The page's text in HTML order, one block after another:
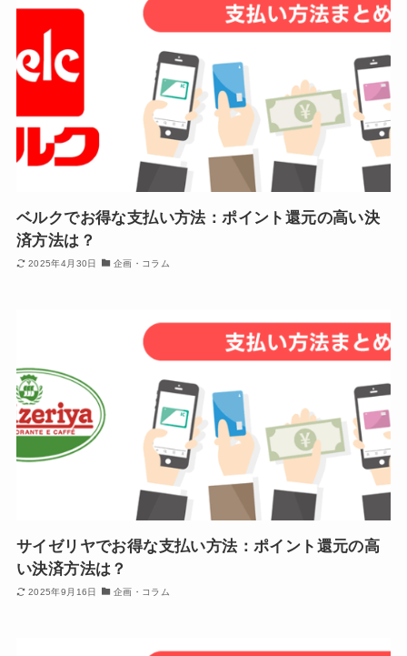
ベルクでお得な支払い方法：ポイント還元の高い決
済方法は？
2025年4月30日 企画・コラム
サイゼリヤでお得な支払い方法：ポイント還元の高
い決済方法は？
2025年9月16日 企画・コラム